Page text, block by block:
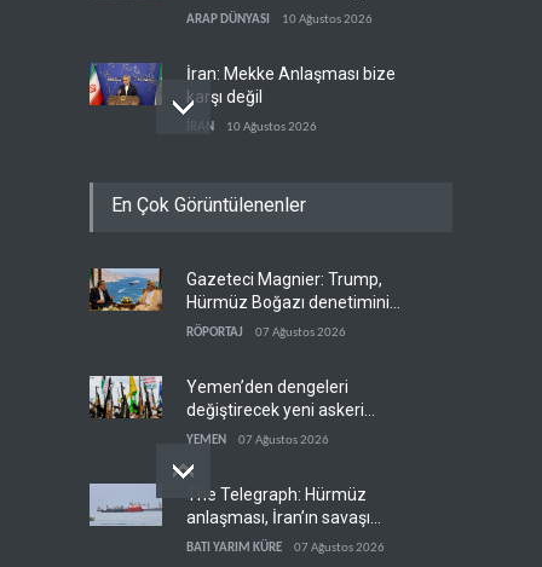
güzergahına dönüyor
ARAP DÜNYASI 10 Ağustos 2026
İran: Mekke Anlaşması bize
karşı değil
İRAN 10 Ağustos 2026
İsrail'e karşı caydırıcılık yok
Trump ara seçimler
öncesinde iki büyük krizle
karşı karşıya
BATI YARIM KÜRE
En Çok Görüntülenenler
Gazeteci Magnier: Trump,
Hürmüz Boğazı denetimini
doğrudan İran ve Umman'a
RÖPORTAJ 07 Ağustos 2026
Yemen’den dengeleri
değiştirecek yeni askeri
denklem
YEMEN 07 Ağustos 2026
The Telegraph: Hürmüz
anlaşması, İran’ın savaşı
kazandığını gösteriyor
BATI YARIM KÜRE 07 Ağustos 2026